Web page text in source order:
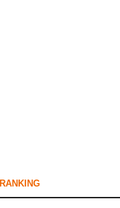
RANKING